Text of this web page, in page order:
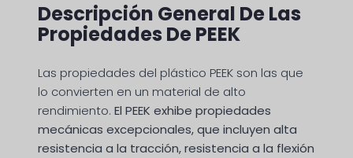
Descripción General De Las
Propiedades De PEEK
Las propiedades del plástico PEEK son las que
lo convierten en un material de alto
rendimiento. El PEEK exhibe propiedades
mecánicas excepcionales, que incluyen alta
resistencia a la tracción, resistencia a la flexión